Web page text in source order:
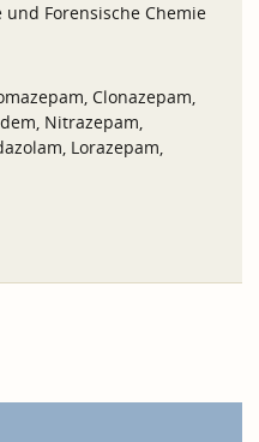
Forensische Chemie
Clonazepam,
Nitrazepam,
Lorazepam,